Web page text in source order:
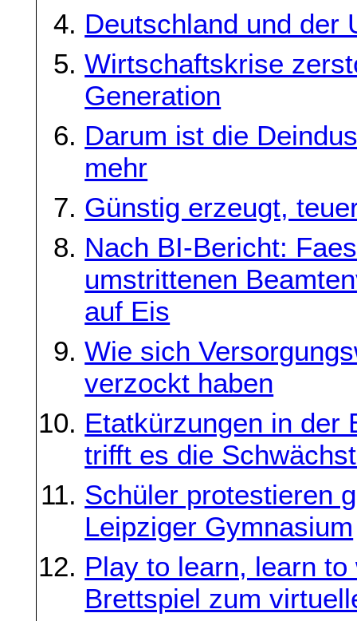
Deutschland und der
Wirtschaftskrise
Generation
Darum ist die
mehr
Günstig erzeugt,
Nach BI-Bericht:
umstrittenen
auf Eis
Wie sich
verzockt haben
Etatkürzungen in der
trifft es die
Schüler protestieren
Leipziger Gymnasium
Play to learn, learn
Brettspiel zum